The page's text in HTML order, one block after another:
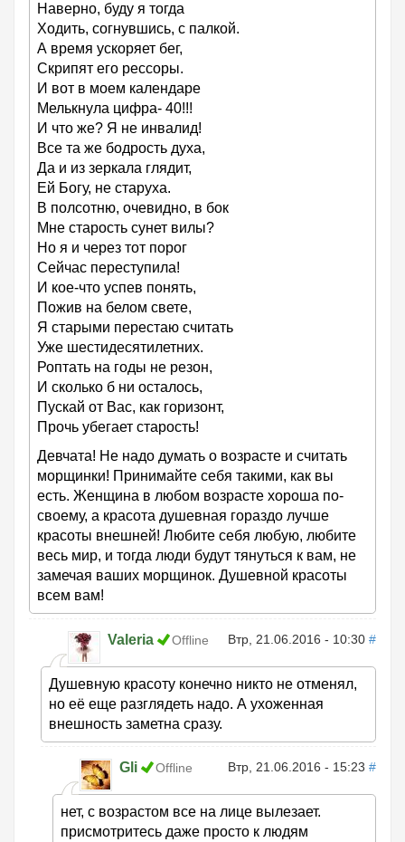
Наверно, буду я тогда
Ходить, согнувшись, с палкой.
А время ускоряет бег,
Скрипят его рессоры.
И вот в моем календаре
Мелькнула цифра- 40!!!
И что же? Я не инвалид!
Все та же бодрость духа,
Да и из зеркала глядит,
Ей Богу, не старуха.
В полсотню, очевидно, в бок
Мне старость сунет вилы?
Но я и через тот порог
Сейчас переступила!
И кое-что успев понять,
Пожив на белом свете,
Я старыми перестаю считать
Уже шестидесятилетних.
Роптать на годы не резон,
И сколько б ни осталось,
Пускай от Вас, как горизонт,
Прочь убегает старость!
Девчата! Не надо думать о возрасте и считать
морщинки! Принимайте себя такими, как вы
есть. Женщина в любом возрасте хороша по-
своему, а красота душевная гораздо лучше
красоты внешней! Любите себя любую, любите
весь мир, и тогда люди будут тянуться к вам, не
замечая ваших морщинок. Душевной красоты
всем вам!
Valeria Offline Втр, 21.06.2016 - 10:30 #
Душевную красоту конечно никто не отменял,
но её еще разглядеть надо. А ухоженная
внешность заметна сразу.
Gli Offline Втр, 21.06.2016 - 15:23 #
нет, с возрастом все на лице вылезает.
присмотритесь даже просто к людям